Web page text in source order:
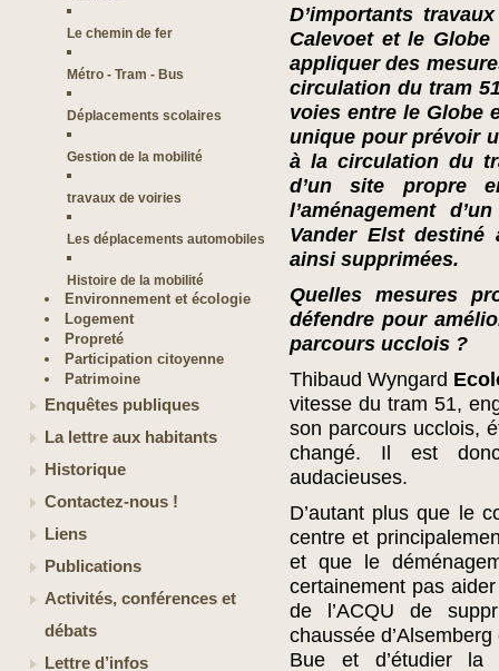
Le chemin de fer
Métro - Tram - Bus
Déplacements scolaires
Gestion de la mobilité
travaux de voiries
Les déplacements automobiles
Histoire de la mobilité
Environnement et écologie
Logement
Propreté
Participation citoyenne
Patrimoine
Enquêtes publiques
La lettre aux habitants
Historique
Contactez-nous !
Liens
Publications
Activités, conférences et
débats
Lettre d’infos
D’importants
Calevoet et le
appliquer des
circulation du tram
voies entre le Globe
unique pour prévoir
à la circulation du
d’un site propre
l’aménagement
Vander Elst destiné
ainsi supprimées.
Quelles mesures
défendre pour
parcours ucclois ?
Thibaud Wyngard
vitesse du tram 51,
son parcours ucclois,
changé. Il est
audacieuses.
D’autant plus que le
centre et
et que le
certainement pas
de l’ACQU de
chaussée
Bue et d’étudier la